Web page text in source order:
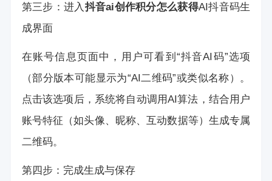
第三步：进入 抖音ai创作积分怎么获得AI抖音码生
成界面
在账号信息页面中，用户可看到“抖音AI码”选项
（部分版本可能显示为“AI二维码”或类似名称）。
点击该选项后，系统将自动调用AI算法，结合用户
账号特征（如头像、昵称、互动数据等）生成专属
二维码。
第四步：完成生成与保存